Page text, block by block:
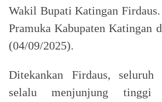
Wakil Bupati Katingan Firdaus.
Pramuka Kabupaten Katingan
(04/09/2025).
Ditekankan Firdaus, seluruh
selalu menjunjung